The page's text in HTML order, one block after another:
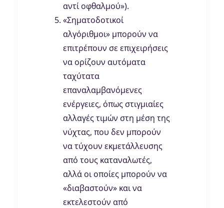
αντί οφθαλμού»).
«Σηματοδοτικοί
αλγόριθμοι» μπορούν να
επιτρέπουν σε επιχειρήσεις
να ορίζουν αυτόματα
ταχύτατα
επαναλαμβανόμενες
ενέργειες, όπως στιγμιαίες
αλλαγές τιμών στη μέση της
νύχτας, που δεν μπορούν
να τύχουν εκμετάλλευσης
από τους καταναλωτές,
αλλά οι οποίες μπορούν να
«διαβαστούν» και να
εκτελεστούν από